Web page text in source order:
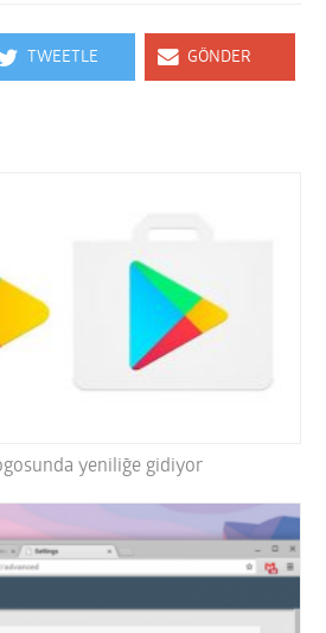
TWEETLE GÖNDER
yeniliğe gidiyor